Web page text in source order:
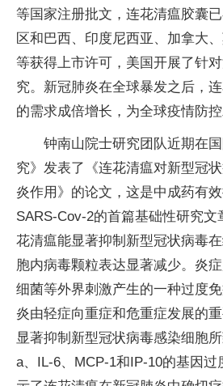
等国家注册批文，连花清瘟胶囊
区和巴西、印度尼西亚、加拿大
等获得上市许可，美国开展了针
究。新冠肺炎在全球暴发之后，
的需求成倍增长，为全球疫情防控
钟南山院士研究团队近期在
究》发表了《连花清瘟对新型冠
炎作用》的论文，这是中成药有
SARS-Cov-2的首篇基础性研究
花清瘟能显著抑制新型冠状病毒
胞内病毒颗粒表达显著减少。炎症
细菌等外界刺激产生的一种过度
炎由轻症向重症和危重症发展的
显著抑制新型冠状病毒感染细胞
a、IL-6、MCP-1和IP-10的基因过